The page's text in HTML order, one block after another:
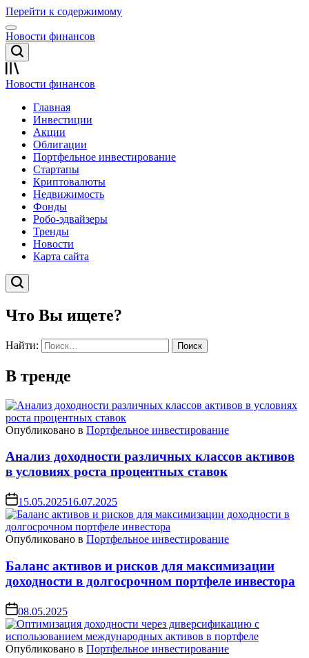
Перейти к содержимому
Новости финансов
Новости финансов
Главная
Инвестиции
Акции
Облигации
Портфельное инвестирование
Стартапы
Криптовалюты
Недвижимость
Фонды
Робо-эдвайзеры
Тренды
Новости
Карта сайта
Что Вы ищете?
Найти:
В тренде
Опубликовано в Портфельное инвестирование
Анализ доходности различных классов активов
в условиях роста процентных ставок
15.05.202516.07.2025
Опубликовано в Портфельное инвестирование
Баланс активов и рисков для максимизации
доходности в долгосрочном портфеле инвестора
08.05.2025
Опубликовано в Портфельное инвестирование